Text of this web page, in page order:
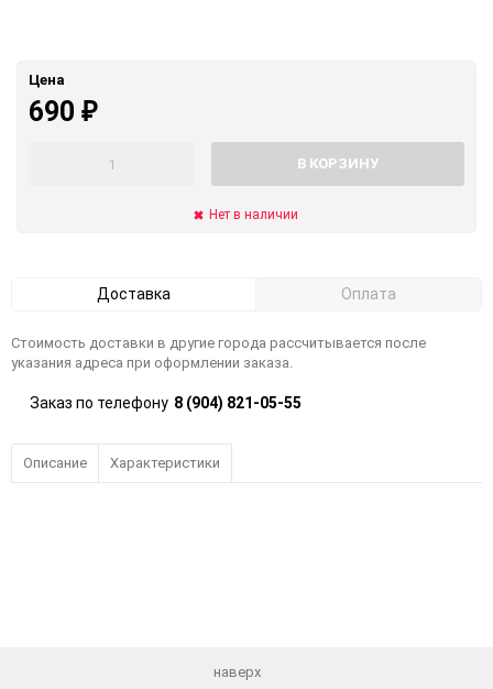
Цена
690 ₽
В КОРЗИНУ
Нет в наличии
Доставка Оплата
Стоимость доставки в другие города рассчитывается после
указания адреса при оформлении заказа.
Заказ по телефону 8 (904) 821-05-55
Описание Характеристики
наверх